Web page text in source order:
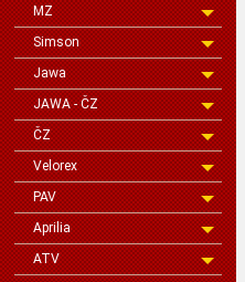
MZ
Simson
Jawa
JAWA - ČZ
ČZ
Velorex
PAV
Aprilia
ATV